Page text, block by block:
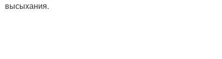
высыхания.